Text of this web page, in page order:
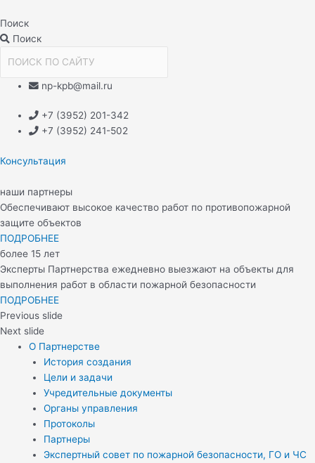
к
содержимому
Поиск
Поиск
np-kpb@mail.ru
+7 (3952) 201-342
+7 (3952) 241-502
Консультация
наши партнеры
Обеспечивают высокое качество работ по противопожарной
защите объектов
ПОДРОБНЕЕ
более 15 лет
Эксперты Партнерства ежедневно выезжают на объекты для
выполнения работ в области пожарной безопасности
ПОДРОБНЕЕ
Previous slide
Next slide
О Партнерстве
История создания
Цели и задачи
Учредительные документы
Органы управления
Протоколы
Партнеры
Экспертный совет по пожарной безопасности, ГО и ЧС
по
записям